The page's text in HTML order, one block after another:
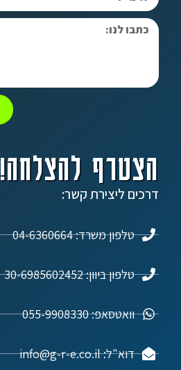
הצטרף להצלחה!
דרכים ליצירת קשר:
טלפון משרד: 04-6360664
טלפון ביוון: 30-6985602452
וואטסאפ: 055-9908330
דוא"ל: info@g-r-e.co.il